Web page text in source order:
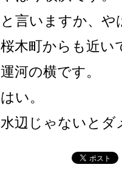
と言いますか、や
桜木町からも近い
運河の横です。
はい。
水辺じゃないとダ